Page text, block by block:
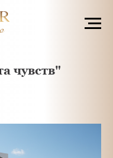
чувств"